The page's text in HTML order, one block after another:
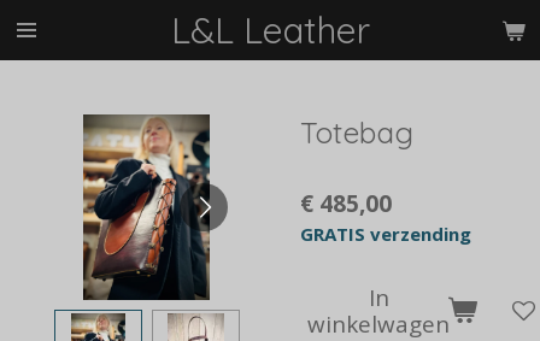
Ga
hoofdinhoud
L&L Leather
Totebag
€ 485,00
GRATIS verzending
In
winkelwagen